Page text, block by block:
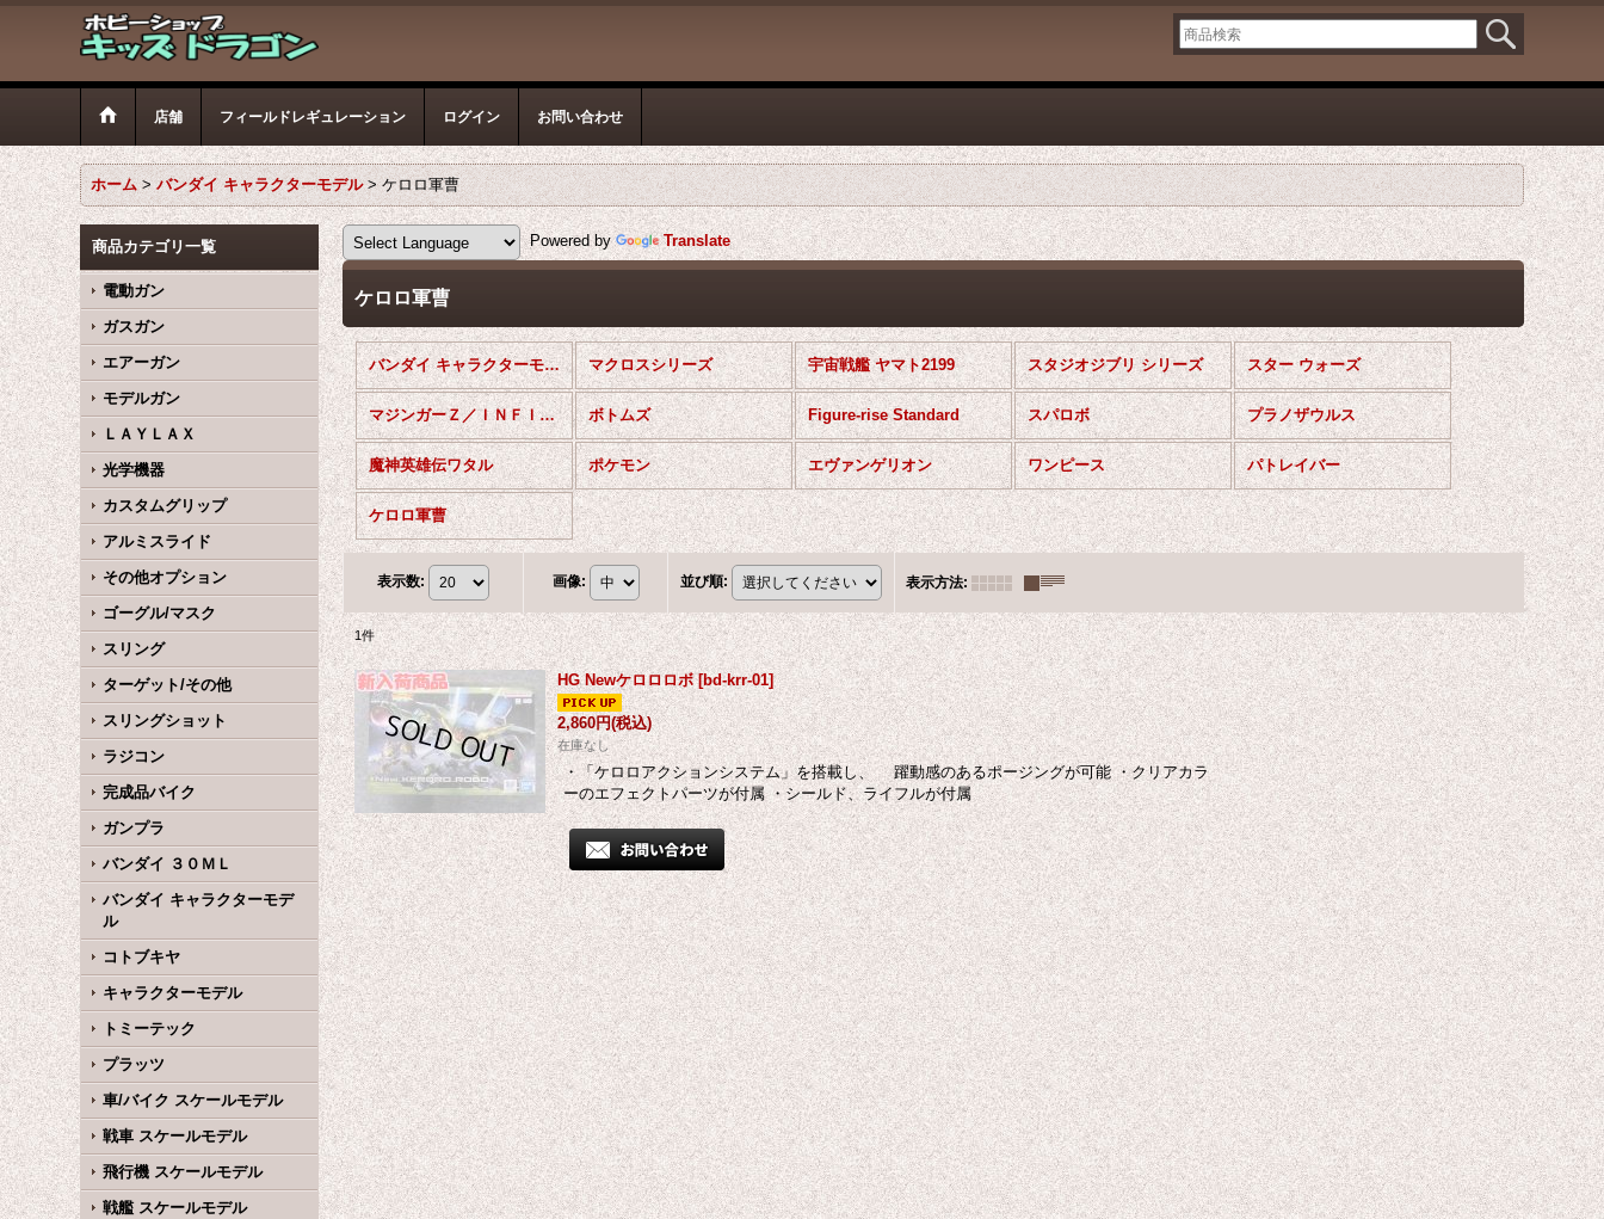
店舗 フィールドレギュレーション ログイン お問い合わせ
ホーム > バンダイ キャラクターモデル > ケロロ軍曹
商品カテゴリ一覧
電動ガン
ガスガン
エアーガン
モデルガン
ＬＡＹＬＡＸ
光学機器
カスタムグリップ
アルミスライド
その他オプション
ゴーグル/マスク
スリング
ターゲット/その他
スリングショット
ラジコン
完成品バイク
ガンプラ
バンダイ ３０ＭＬ
バンダイ キャラクターモデ
ル
コトブキヤ
キャラクターモデル
トミーテック
プラッツ
車/バイク スケールモデル
戦車 スケールモデル
飛行機 スケールモデル
戦艦 スケールモデル
Powered by Translate
ケロロ軍曹
バンダイ キャラクターモデル (全商品) マクロスシリーズ 宇宙戦艦 ヤマト2199 スタジオジブリ シリーズ スター ウォーズ
マジンガーＺ／ＩＮＦＩＮＩＴＹシリーズ ボトムズ Figure-rise Standard スパロボ プラノザウルス
魔神英雄伝ワタル ポケモン エヴァンゲリオン ワンピース パトレイバー
ケロロ軍曹
表示数: 画像: 並び順: 表示方法:
1件
HG Newケロロロボ [bd-krr-01]
2,860円(税込)
在庫なし
・「ケロロアクションシステム」を搭載し、 躍動感のあるポージングが可能 ・クリアカラ
ーのエフェクトパーツが付属 ・シールド、ライフルが付属